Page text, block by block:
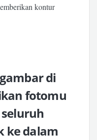
kontur
di
fotomu
ke dalam